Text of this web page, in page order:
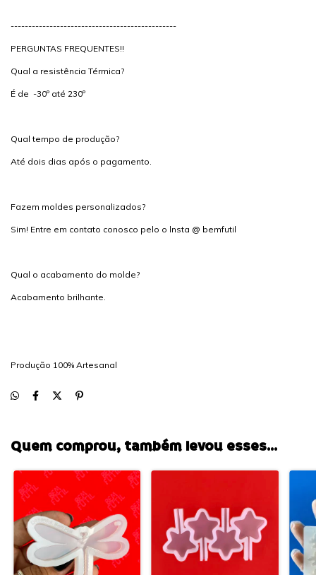
-----------------------------------------------
PERGUNTAS FREQUENTES!!
Qual a resistência Térmica?
É de -30º até 230º
Qual tempo de produção?
Até dois dias após o pagamento.
Fazem moldes personalizados?
Sim! Entre em contato conosco pelo o lnsta @ bemfutil
Qual o acabamento do molde?
Acabamento brilhante.
Produção 100% Artesanal
Quem comprou, também levou esses...